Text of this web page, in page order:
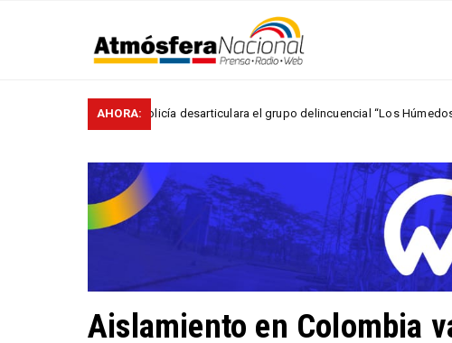
AHORA:
que la Policía desarticulara el grupo delincuencial “Los Húmedos“
Aislamiento en Colombia